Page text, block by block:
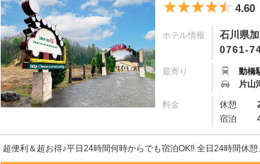
5つ星
4.60
ホテル情報
石川県
0761-
最寄り
動橋
片山
料金 休憩
宿泊
超便利＆超お得♪平日24時間何時からでも宿泊OK‼ 全日24時間休